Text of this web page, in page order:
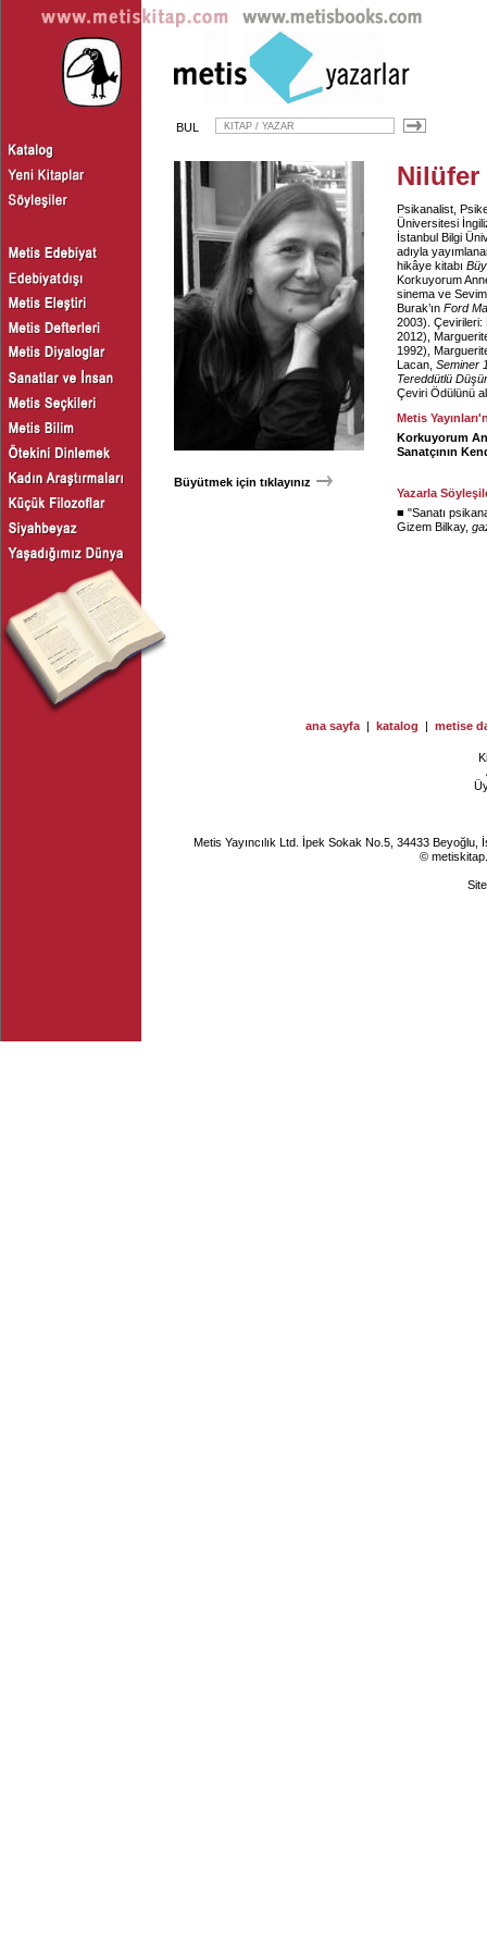
BUL
Büyütmek için tıklayınız
Nilüfer
Psikanalist,
Üniversitesi
İstanbul Bilgi
adıyla
hikâye kitabı
Korkuyorum
sinema ve
Burak’ın Ford
2003).
2012),
1992),
Lacan, Seminer
Tereddütlü
Çeviri Ödülünü
Metis
Korkuyorum
Sanatçının
Yazarla
■ "Sanatı
Gizem Bilkay,
ana sayfa | katalog | metise
Metis Yayıncılık Ltd. İpek Sokak No.5, 34433
©